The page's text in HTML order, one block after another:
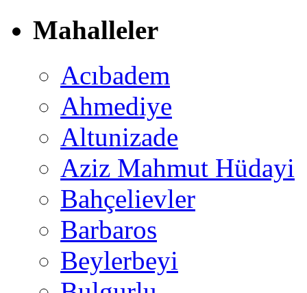
Mahalleler
Acıbadem
Ahmediye
Altunizade
Aziz Mahmut Hüdayi
Bahçelievler
Barbaros
Beylerbeyi